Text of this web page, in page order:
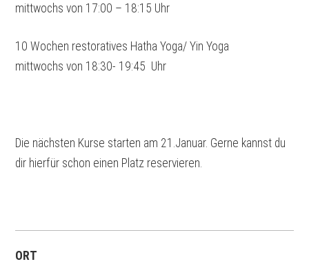
mittwochs von 17:00 – 18:15 Uhr
10 Wochen restoratives Hatha Yoga/ Yin Yoga
mittwochs von 18:30- 19:45 Uhr
Die nächsten Kurse starten am 21.Januar. Gerne kannst du
dir hierfür schon einen Platz reservieren.
ORT